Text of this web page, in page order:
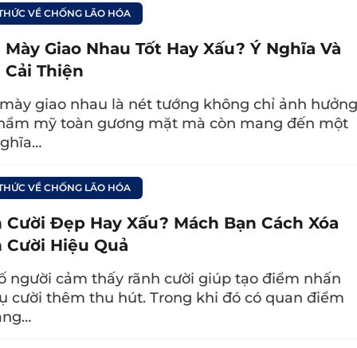
phần chiết xuất từ thiên nhiên như trà
làm sáng vùng da mắt, hãy tìm mặt nạ
tiêu của bạn là giảm bọng mắt, hãy chọn
có nhiều sản phẩm mặt nạ vùng mắt với
chục nghìn đến vài trăm nghìn đồng, nên bạn
sách của mình.
đắp mặt nạ mắt đúng cách và lưu
VỀ CHỐNG LÃO HÓA
Mày Giao Nhau Tốt Hay Xấu? Ý Nghĩa Và
Cải Thiện
giao nhau là nét tướng không chỉ ảnh
mỹ toàn gương mặt mà còn mang đến một
VỀ CHỐNG LÃO HÓA
Cười Đẹp Hay Xấu? Mách Bạn Cách Xóa
Cười Hiệu Quả
người cảm thấy rãnh cười giúp tạo điểm nhấn
cười thêm thu hút. Trong khi đó có quan điểm